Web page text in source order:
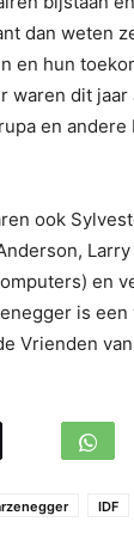
dan weten
en hun
waren dit jaar
en
ook
en
is
Vrienden
IDF